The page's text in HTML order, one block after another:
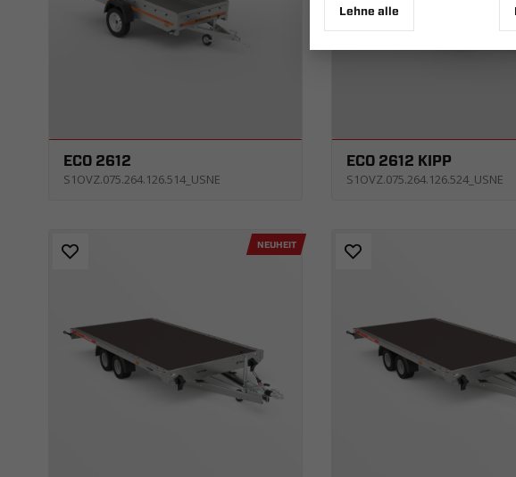
ECO 2612
S1OVZ.075.264.126.514_USNE
ECO 2612 KIPP
S1OVZ.075.264.126.524_USNE
NEUHEIT
Lehne alle